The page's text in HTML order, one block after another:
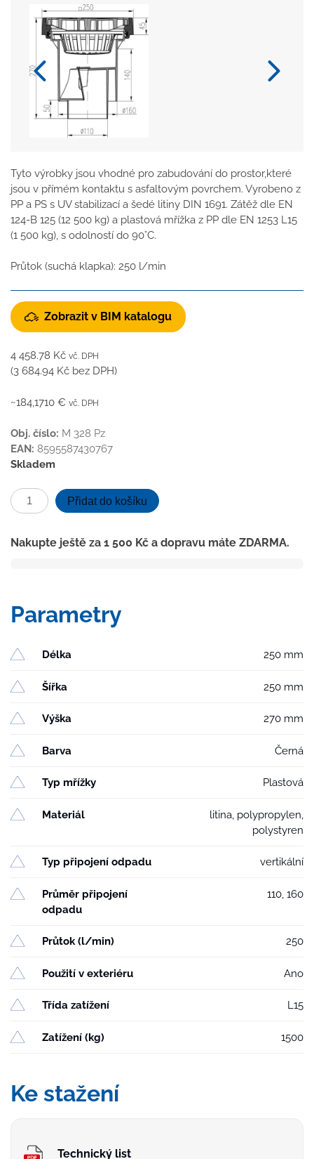
Tyto výrobky jsou vhodné pro zabudování do prostor,které
jsou v přímém kontaktu s asfaltovým povrchem. Vyrobeno z
PP a PS s UV stabilizací a šedé litiny DIN 1691. Zátěž dle EN
124-B 125 (12 500 kg) a plastová mřížka z PP dle EN 1253 L15
(1 500 kg), s odolností do 90°C.
Průtok (suchá klapka): 250 l/min
Zobrazit v BIM katalogu
4 458.78 Kč vč. DPH
(3 684.94 Kč bez DPH)
~184,1710 € vč. DPH
Obj. číslo: M 328 Pz
EAN: 8595587430767
Skladem
Kanalizační
vpusť
D160/D110-
litinový
plast.
mřížka
SUN
zámkem
Přidat do košíku
Nakupte ještě za 1 500 Kč a dopravu máte ZDARMA.
Parametry
Délka 250 mm
Šířka 250 mm
Výška 270 mm
Barva Černá
Typ mřížky Plastová
Materiál
litina, polypropylen,
polystyren
Typ připojení odpadu vertikální
Průměr připojení
odpadu
110, 160
Průtok (l/min) 250
Použití v exteriéru Ano
Třída zatížení L15
Zatížení (kg) 1500
Ke stažení
Technický list